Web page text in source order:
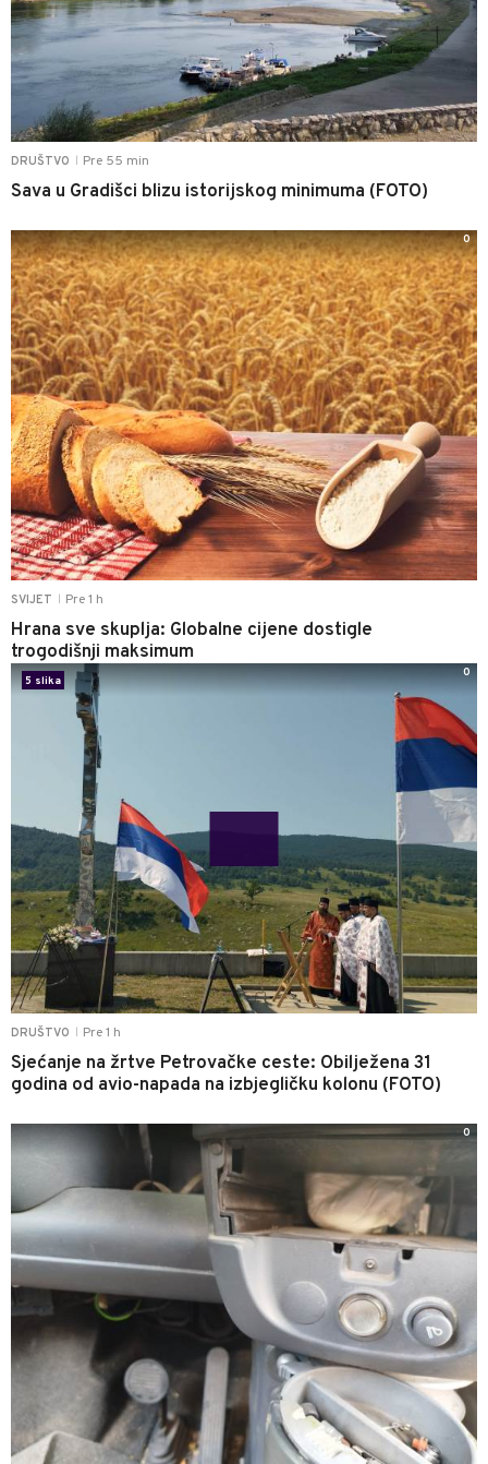
DRUŠTVO Pre 55 min
Sava u Gradišci blizu istorijskog minimuma (FOTO)
SVIJET Pre 1 h
Hrana sve skuplja: Globalne cijene dostigle
trogodišnji maksimum
0
DRUŠTVO Pre 1 h
Sjećanje na žrtve Petrovačke ceste: Obilježena 31
godina od avio-napada na izbjegličku kolonu (FOTO)
5 slika
0
0